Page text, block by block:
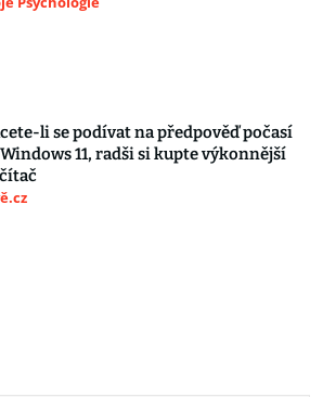
li se podívat na předpověď počasí
11, radši si kupte výkonnější